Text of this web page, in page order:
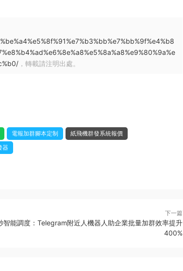
，轉載請注明出處。
電報加群腳本定制
紙飛機群發系統報價
器
下一篇
智能調度：Telegram附近人機器人助企業批量加群效率提升
400%